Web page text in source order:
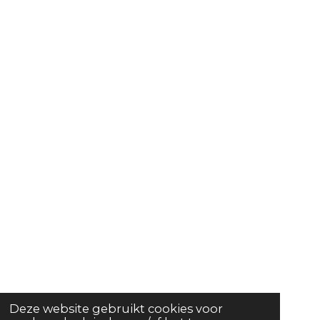
Deze website gebruikt cookies voor